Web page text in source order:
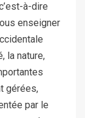
enseigner
la nature,
gérées,
par le